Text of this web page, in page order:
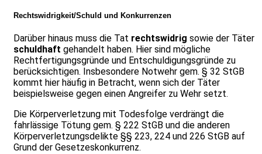
Rechtswidrigkeit/Schuld und Konkurrenzen
Darüber hinaus muss die Tat rechtswidrig sowie der Täter
schuldhaft gehandelt haben. Hier sind mögliche
Rechtfertigungsgründe und Entschuldigungsgründe zu
berücksichtigen. Insbesondere Notwehr gem. § 32 StGB
kommt hier häufig in Betracht, wenn sich der Täter
beispielsweise gegen einen Angreifer zu Wehr setzt.
Die Körperverletzung mit Todesfolge verdrängt die
fahrlässige Tötung gem. § 222 StGB und die anderen
Körperverletzungsdelikte §§ 223, 224 und 226 StGB auf
Grund der Gesetzeskonkurrenz.